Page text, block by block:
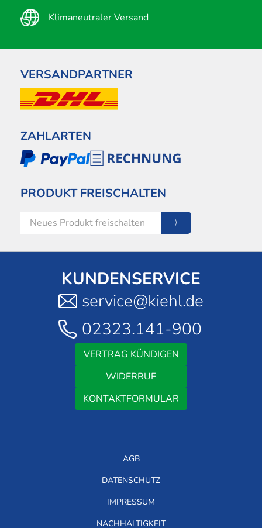
Klimaneutraler Versand
VERSANDPARTNER
ZAHLARTEN
PRODUKT FREISCHALTEN
KUNDENSERVICE
service@kiehl.de
02323.141-900
VERTRAG KÜNDIGEN
WIDERRUF
KONTAKTFORMULAR
AGB
DATENSCHUTZ
IMPRESSUM
NACHHALTIGKEIT